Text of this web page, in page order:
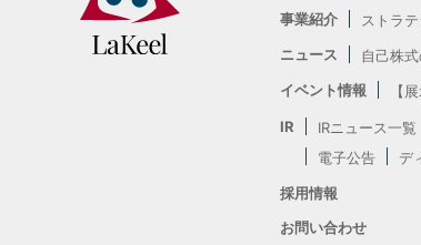
事業紹介
ストラ
ニュース
自己株
イベント情報
【
IR
IRニュース一覧
電子公告
デ
採用情報
お問い合わせ